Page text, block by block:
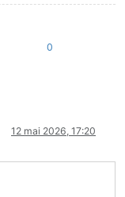
0
12 mai 2026, 17:20